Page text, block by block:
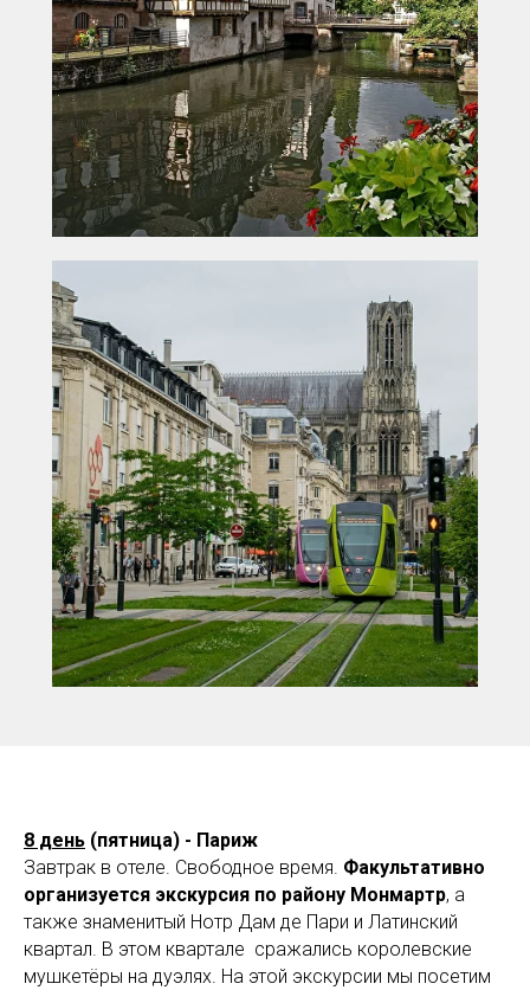
8 день (пятница) - Париж
Завтрак в отеле. Свободное время. Факультативно
организуется экскурсия по району Монмартр, а
также знаменитый Нотр Дам де Пари и Латинский
квартал. В этом квартале сражались королевские
мушкетёры на дуэлях. На этой экскурсии мы посетим